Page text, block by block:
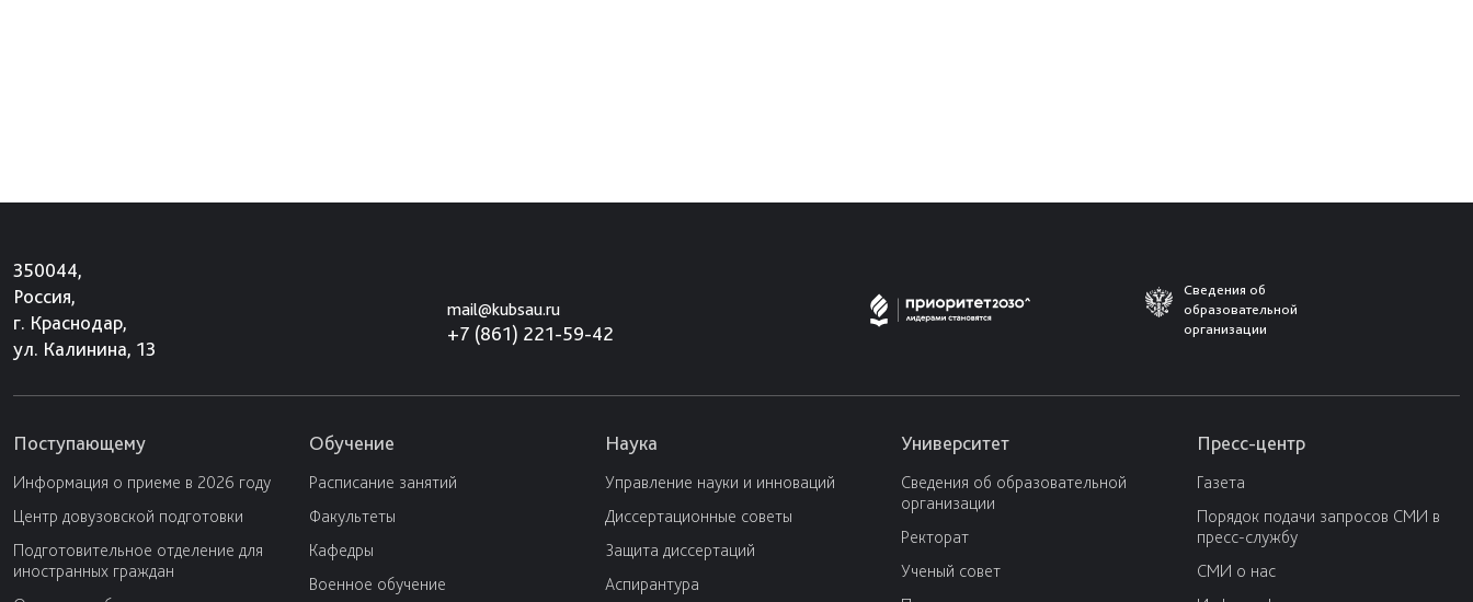
350044,
Россия,
г. Краснодар,
ул. Калинина, 13
mail@kubsau.ru
+7 (861) 221-59-42
Сведения об
образовательной
организации
Поступающему
Информация о приеме в 2026 году
Центр довузовской подготовки
Подготовительное отделение для
иностранных граждан
Обучение
Расписание занятий
Факультеты
Кафедры
Военное обучение
Наука
Управление науки и инноваций
Диссертационные советы
Защита диссертаций
Аспирантура
Университет
Сведения об образовательной
организации
Ректорат
Ученый совет
Пресс-центр
Газета
Порядок подачи запросов СМИ в
пресс-службу
СМИ о нас